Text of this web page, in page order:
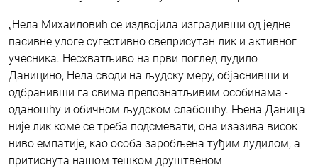
„Нела Михаиловић се издвојила изградивши од једне
пасивне улоге сугестивно свеприсутан лик и активног
учесника. Несхватљиво на први поглед лудило
Даницино, Нела своди на људску меру, објаснивши и
одбранивши га свима препознатљивим особинама -
оданошћу и обичном људском слабошћу. Њена Даница
није лик коме се треба подсмевати, она изазива висок
ниво емпатије, као особа заробљена туђим лудилом, а
притиснута нашом тешком друштвеном